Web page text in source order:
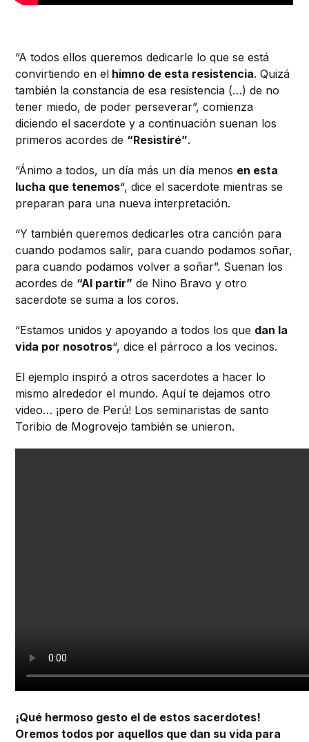
“A todos ellos queremos dedicarle lo que se está
convirtiendo en el himno de esta resistencia. Quizá
también la constancia de esa resistencia (…) de no
tener miedo, de poder perseverar”, comienza
diciendo el sacerdote y a continuación suenan los
primeros acordes de “Resistiré”.
“Ánimo a todos, un día más un día menos en esta
lucha que tenemos“, dice el sacerdote mientras se
preparan para una nueva interpretación.
“Y también queremos dedicarles otra canción para
cuando podamos salir, para cuando podamos soñar,
para cuando podamos volver a soñar”. Suenan los
acordes de “Al partir” de Nino Bravo y otro
sacerdote se suma a los coros.
“Estamos unidos y apoyando a todos los que dan la
vida por nosotros“, dice el párroco a los vecinos.
El ejemplo inspiró a otros sacerdotes a hacer lo
mismo alrededor el mundo. Aquí te dejamos otro
video… ¡pero de Perú! Los seminaristas de santo
Toribio de Mogrovejo también se unieron.
¡Qué hermoso gesto el de estos sacerdotes!
Oremos todos por aquellos que dan su vida para